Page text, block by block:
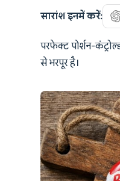
सारांश इनमें करें:
परफेक्ट पोर्शन-
से भरपूर है।